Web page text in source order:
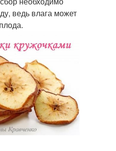
ведь влага может